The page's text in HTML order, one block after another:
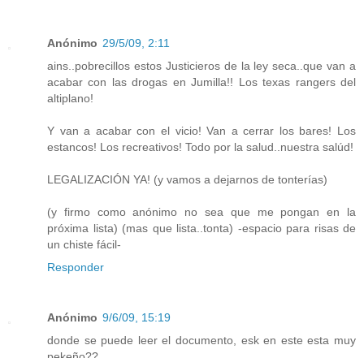
Anónimo 29/5/09, 2:11
ains..pobrecillos estos Justicieros de la ley seca..que van a
acabar con las drogas en Jumilla!! Los texas rangers del
altiplano!
Y van a acabar con el vicio! Van a cerrar los bares! Los
estancos! Los recreativos! Todo por la salud..nuestra salúd!
LEGALIZACIÓN YA! (y vamos a dejarnos de tonterías)
(y firmo como anónimo no sea que me pongan en la
próxima lista) (mas que lista..tonta) -espacio para risas de
un chiste fácil-
Responder
Anónimo 9/6/09, 15:19
donde se puede leer el documento, esk en este esta muy